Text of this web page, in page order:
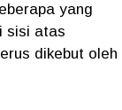
yang
sisi atas
dikebut oleh